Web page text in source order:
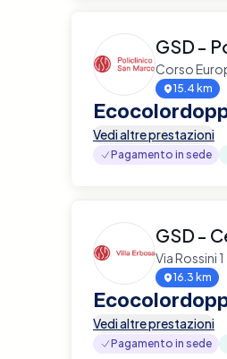
GSD -
Corso
15.4 km
Vedi altre prestazioni
Pagamento in sede
GSD -
Via Rossini
16.3 km
Vedi altre prestazioni
Pagamento in sede